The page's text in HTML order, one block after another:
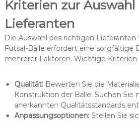
Kriterien zur Auswahl
Lieferanten
Die Auswahl des richtigen Lieferanten
Futsal-Bälle erfordert eine sorgfältige
mehrerer Faktoren. Wichtige Kriterien
Qualität:Bewerten Sie die
Konstruktion der Bälle. Suchen Sie
anerkannten Qualitätsstandards
Anpassungsoptionen:Stellen Sie